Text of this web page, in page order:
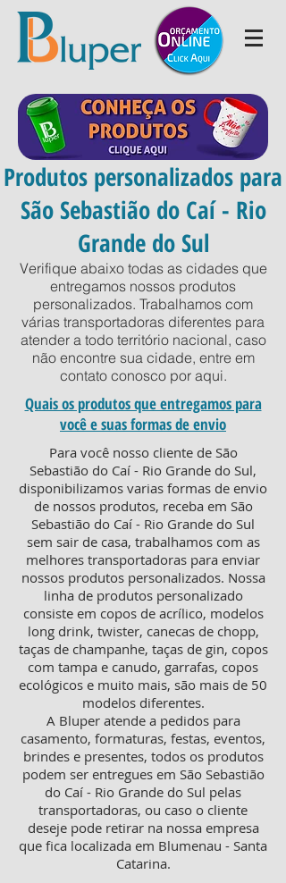
Produtos personalizados para
São Sebastião do Caí - Rio
Grande do Sul
Verifique abaixo todas as cidades que
entregamos nossos produtos
personalizados. Trabalhamos com
várias transportadoras diferentes para
atender a todo território nacional, caso
não encontre sua cidade, entre em
contato conosco por aqui.
Para você nosso cliente de São
Sebastião do Caí - Rio Grande do Sul,
disponibilizamos varias formas de envio
de nossos produtos, receba em São
Sebastião do Caí - Rio Grande do Sul
sem sair de casa, trabalhamos com as
melhores transportadoras para enviar
nossos produtos personalizados. Nossa
linha de produtos personalizado
consiste em copos de acrílico, modelos
long drink, twister, canecas de chopp,
taças de champanhe, taças de gin, copos
com tampa e canudo, garrafas, copos
ecológicos e muito mais, são mais de 50
modelos diferentes.
A Bluper atende a pedidos para
casamento, formaturas, festas, eventos,
brindes e presentes, todos os produtos
podem ser entregues em São Sebastião
do Caí - Rio Grande do Sul pelas
transportadoras, ou caso o cliente
deseje pode retirar na nossa empresa
que fica localizada em Blumenau - Santa
Catarina.
Quais os produtos que entregamos para
você e suas formas de envio